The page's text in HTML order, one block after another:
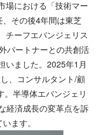
場における「技術マー
その後4年間は東芝
チーフエバンジェリス
パートナーとの共創活
いました。2025年1月
、コンサルタント/顧
。半導体エバンジェリ
経済成長の変革点を訴
ます。